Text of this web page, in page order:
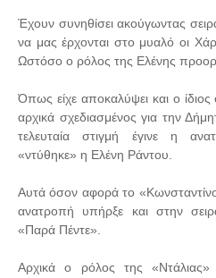
Έχουν συνηθίσει ακούγωντας
να μας έρχονται στο μυαλό οι
Ωστόσο ο ρόλος της Ελένης
Όπως είχε αποκαλύψει και ο
αρχικά σχεδιασμένος για την
τελευταία στιγμή έγινε η
«ντύθηκε» η Ελένη Ράντου.
Αυτά όσον αφορά το
ανατροπή υπήρξε και στην
«Παρά Πέντε».
Αρχικά ο ρόλος της